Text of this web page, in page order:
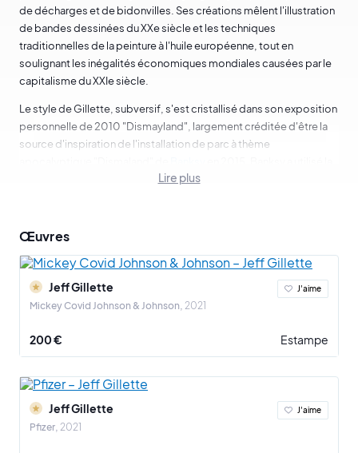
de décharges et de bidonvilles. Ses créations mêlent l'illustration
de bandes dessinées du XXe siècle et les techniques
traditionnelles de la peinture à l'huile européenne, tout en
soulignant les inégalités économiques mondiales causées par le
capitalisme du XXIe siècle.
Le style de Gillette, subversif, s'est cristallisé dans son exposition
personnelle de 2010 "Dismayland", largement créditée d'être la
source d'inspiration de l'installation de parc à thème
Minnie Hiroshima
Hirstet Jenny Holzer.
Gillette puise son inspiration dans ses voyages à travers l'Inde et
le Népal en tant que volontaire du Peace Corps. Ses œuvres ont
été exposées au quatre coins du monde notamment à Los
Angeles, Londres et Singapour.
Lire plus
Œuvres
Jeff Gillette
Mickey Covid Johnson & Johnson 2021
J'aime
200 € Estampe
Jeff Gillette
Pfizer 2021
J'aime